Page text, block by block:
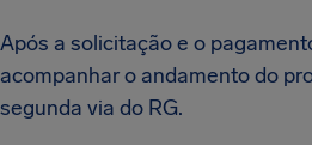
Após a solicitação e o
acompanhar o andamento do
segunda via do RG.